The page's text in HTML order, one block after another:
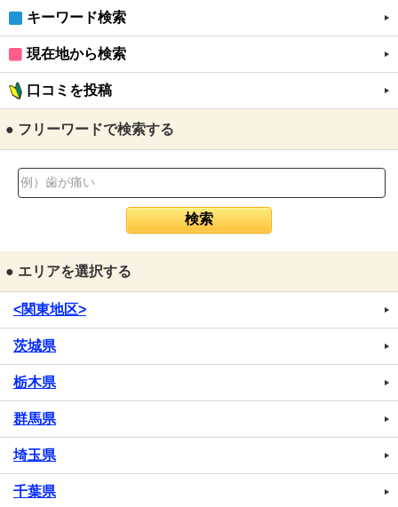
キーワード検索
現在地から検索
口コミを投稿
● フリーワードで検索する
● エリアを選択する
<関東地区>
茨城県
栃木県
群馬県
埼玉県
千葉県